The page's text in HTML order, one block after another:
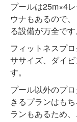
プールは25m×4
ウナもあるので
る設備が万全です
フィットネスプ
ササイズ、ダイ
す。
プール以外のプ
きるプランはも
ランもあるため